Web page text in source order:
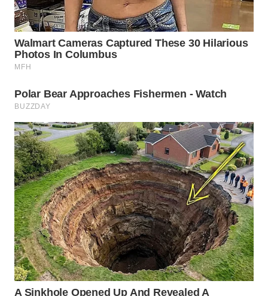
PURWAKARTA
WN
PRIANGAN
WN
SEMARANG
WN
SOLO
WN
BOROBUDUR
WN
MADURA
WN
SURABAYA